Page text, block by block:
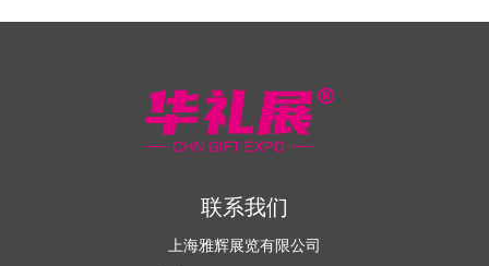
联系我们
上海雅辉展览有限公司